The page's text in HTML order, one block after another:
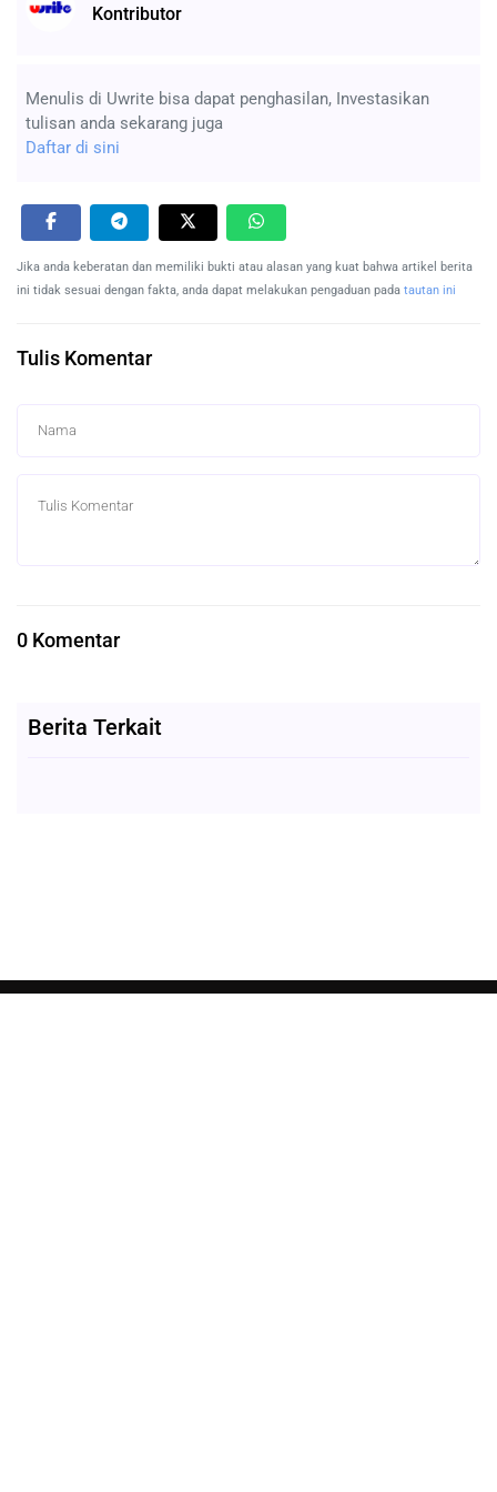
Kontributor
Menulis di Uwrite bisa dapat penghasilan, Investasikan
tulisan anda sekarang juga
Daftar di sini
Jika anda keberatan dan memiliki bukti atau alasan yang kuat bahwa artikel berita
ini tidak sesuai dengan fakta, anda dapat melakukan pengaduan pada tautan ini
Tulis Komentar
0 Komentar
Berita Terkait